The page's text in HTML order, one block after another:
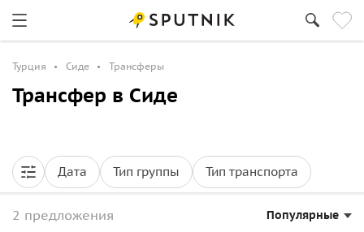
Турция Сиде Трансферы
Трансфер в Сиде
Дата Тип группы Тип транспорта
2 предложения Популярные